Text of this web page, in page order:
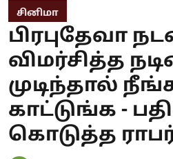
சினிமா
பிரபுதேவா
விமர்சித்த
முடிந்தால்
காட்டுங்க -
கொடுத்த